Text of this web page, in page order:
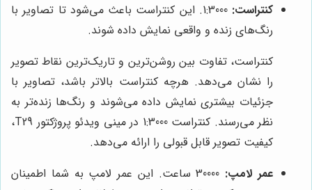
کنتراست:
1:3000. این کنتراست باعث می‌شود تا تصاویر با
رنگ‌های زنده و واقعی نمایش داده شوند.
کنتراست، تفاوت بین روشن‌ترین و تاریک‌ترین نقاط تصویر
را نشان می‌دهد. هرچه کنتراست بالاتر باشد، تصاویر با
جزئیات بیشتری نمایش داده می‌شوند و رنگ‌ها زنده‌تر به
نظر می‌رسند. کنتراست 1:3000 در مینی ویدئو پروژکتور T29،
کیفیت تصویر قابل قبولی را ارائه می‌دهد.
عمر لامپ:
30000 ساعت. این عمر لامپ به شما اطمینان